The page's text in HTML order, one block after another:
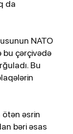
da
NATO
bu çərçivədə
Bu
ötən əsrin
bəri əsas